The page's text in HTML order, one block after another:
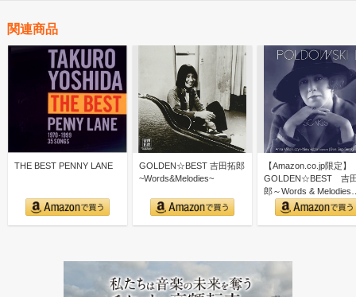
関連商品
THE BEST PENNY LANE
GOLDEN☆BEST 吉田拓郎
~Words&Melodies~
【Amazon.co.jp限定】
GOLDEN☆BEST 吉
郎～Words &